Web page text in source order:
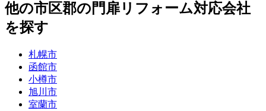
他の市区郡の門扉リフォーム対応会社
を探す
札幌市
函館市
小樽市
旭川市
室蘭市